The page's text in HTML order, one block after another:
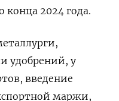
конца 2024 года.
удобрений, у
введение
маржи,